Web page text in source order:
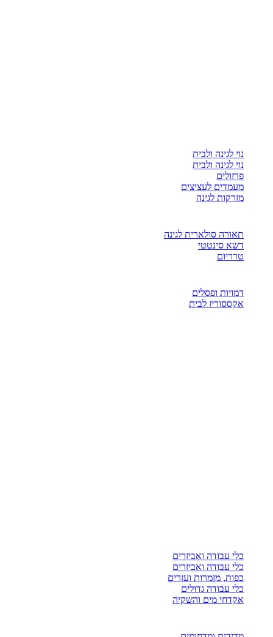
נוי לגינה ולבית
נוי לגינה ולבית
פרזולים
מעמדים לעציצים
מזרקות לגינה
תאורה סולארית לגינה
דשא סינטטי
טרריום
דמויות ופסלים
אקססוריז לבית
כלי עבודה ואביזרים
כלי עבודה ואביזרים
כפות, מזמרות ועזרים
כלי עבודה גדולים
אקדחי מים והשקיה